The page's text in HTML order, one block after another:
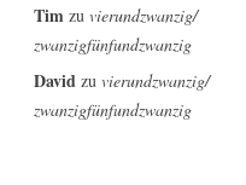
Tim zu vierundzwanzig/
zwanzigfünfundzwanzig
David zu vierundzwanzig/
zwanzigfünfundzwanzig